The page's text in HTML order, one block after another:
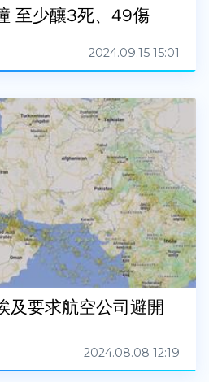
至少釀3死、49傷
2024.09.15 15:01
要求航空公司避開
2024.08.08 12:19